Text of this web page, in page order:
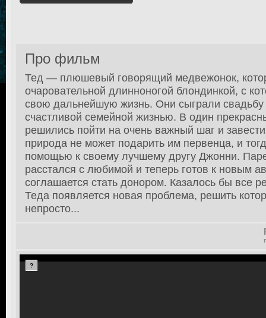
Про фильм
Тед — плюшевый говорящий медвежонок,
очаровательной длинноногой блондинкой, с
свою дальнейшую жизнь. Они сыграли свадьбу
счастливой семейной жизнью. В один
решились пойти на очень важный шаг и
природа не может подарить им первенца, и
помощью к своему лучшему другу Джонни.
расстался с любимой и теперь готов к новым
соглашается стать донором. Казалось бы все
Теда появляется новая проблема, решить
непросто...
?